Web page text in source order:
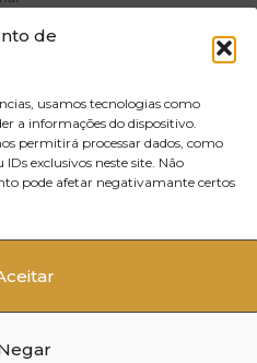
de
usamos tecnologias como
a informações do dispositivo.
permitirá processar dados, como
exclusivos neste site. Não
pode afetar negativamante certos
3720-502